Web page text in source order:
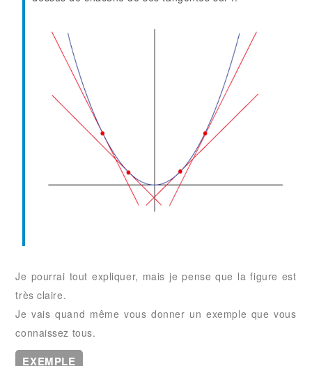
Je pourrai tout expliquer, mais je pense que la figure est
très claire.
Je vais quand même vous donner un exemple que vous
connaissez tous.
EXEMPLE